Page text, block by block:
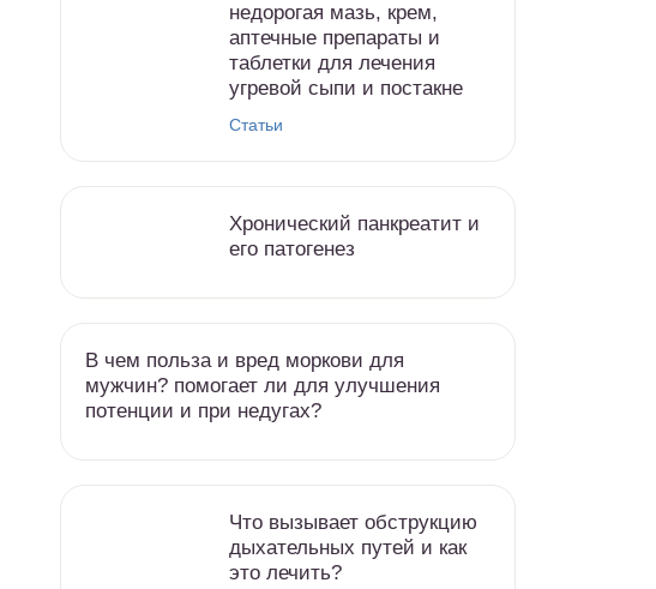
недорогая мазь, крем,
аптечные препараты и
таблетки для лечения
угревой сыпи и постакне
Статьи
Хронический панкреатит и
его патогенез
В чем польза и вред моркови для
мужчин? помогает ли для улучшения
потенции и при недугах?
Что вызывает обструкцию
дыхательных путей и как
это лечить?